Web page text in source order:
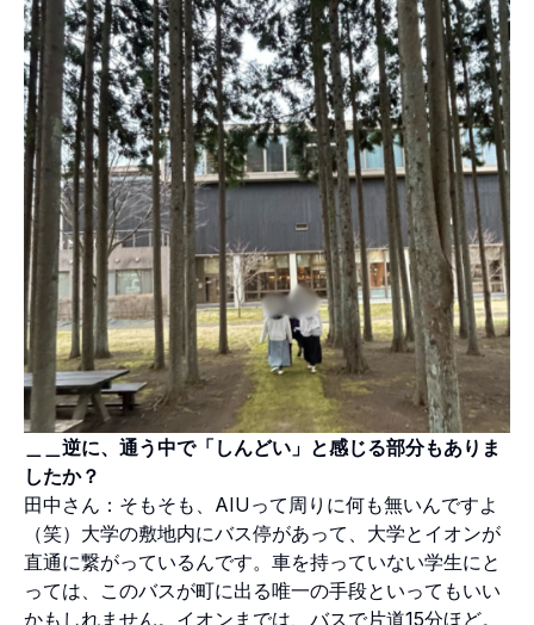
＿＿逆に、通う中で「しんどい」と感じる部分もありま
したか？
田中さん：そもそも、AIUって周りに何も無いんですよ
（笑）大学の敷地内にバス停があって、大学とイオンが
直通に繋がっているんです。車を持っていない学生にと
っては、このバスが町に出る唯一の手段といってもいい
かもしれません。イオンまでは、バスで片道15分ほど。